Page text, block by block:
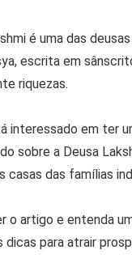
é uma das
escrita em
riquezas.
interessado em ter
sobre a Deusa
casas das famílias
o artigo e entenda
para atrair